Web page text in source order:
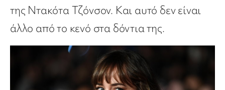
της Ντακότα Τζόνσον. Kαι αυτό δεν είναι
άλλο από το κενό στα δόντια της.